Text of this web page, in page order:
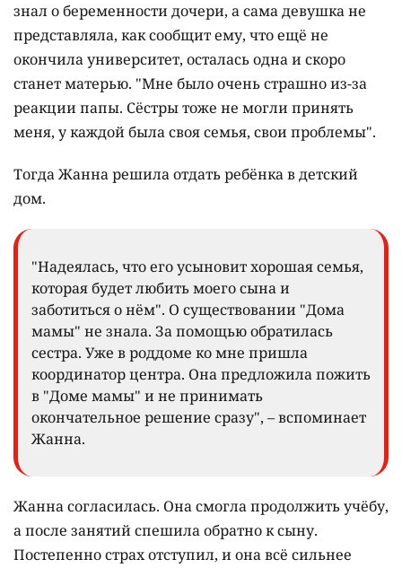
знал о беременности дочери, а сама девушка не
представляла, как сообщит ему, что ещё не
окончила университет, осталась одна и скоро
станет матерью. "Мне было очень страшно из-за
реакции папы. Сёстры тоже не могли принять
меня, у каждой была своя семья, свои проблемы".
Тогда Жанна решила отдать ребёнка в детский
дом.
"Надеялась, что его усыновит хорошая семья,
которая будет любить моего сына и
заботиться о нём". О существовании "Дома
мамы" не знала. За помощью обратилась
сестра. Уже в роддоме ко мне пришла
координатор центра. Она предложила пожить
в "Доме мамы" и не принимать
окончательное решение сразу", – вспоминает
Жанна.
Жанна согласилась. Она смогла продолжить учёбу,
а после занятий спешила обратно к сыну.
Постепенно страх отступил, и она всё сильнее